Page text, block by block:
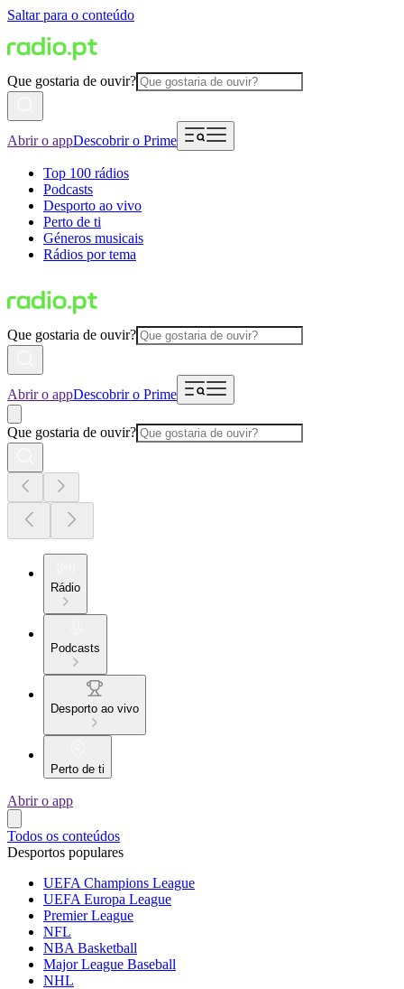
Saltar para o conteúdo
Que gostaria de ouvir?
Abrir o appDescobrir o Prime
Top 100 rádios
Podcasts
Desporto ao vivo
Perto de ti
Géneros musicais
Rádios por tema
Que gostaria de ouvir?
Abrir o appDescobrir o Prime
Que gostaria de ouvir?
Rádio
Podcasts
Desporto ao vivo
Perto de ti
Abrir o app
Todos os conteúdos
Desportos populares
UEFA Champions League
UEFA Europa League
Premier League
NFL
NBA Basketball
Major League Baseball
NHL